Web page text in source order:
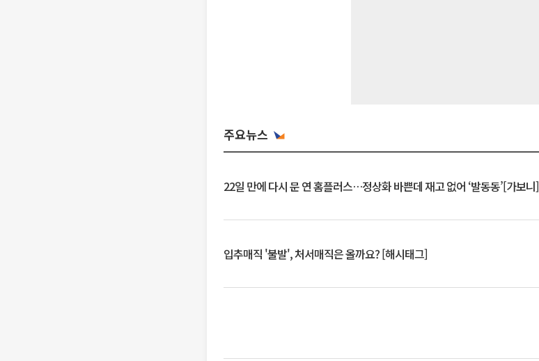
주요뉴스
22일 만에 다시 문 연 홈플러스…정상화 바쁜데 재고 없어 ‘발동동’[가보니]
입추매직 '불발', 처서매직은 올까요? [해시태그]